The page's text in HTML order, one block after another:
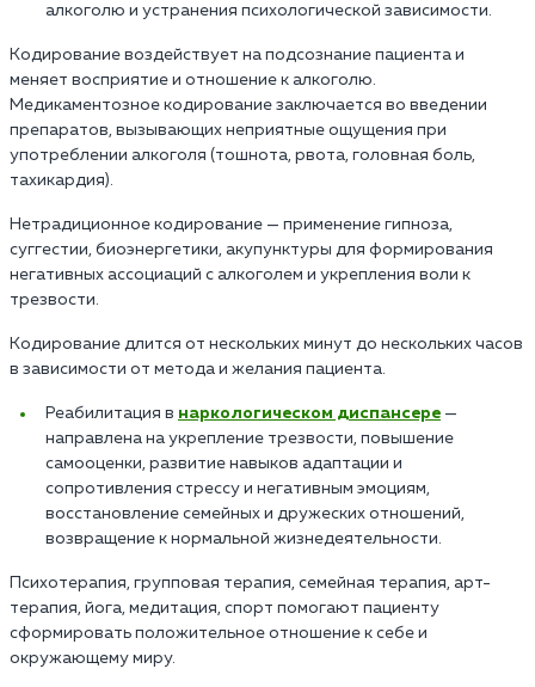
алкоголю и устранения психологической зависимости.
Кодирование воздействует на подсознание пациента и
меняет восприятие и отношение к алкоголю.
Медикаментозное кодирование заключается во введении
препаратов, вызывающих неприятные ощущения при
употреблении алкоголя (тошнота, рвота, головная боль,
тахикардия).
Нетрадиционное кодирование — применение гипноза,
суггестии, биоэнергетики, акупунктуры для формирования
негативных ассоциаций с алкоголем и укрепления воли к
трезвости.
Кодирование длится от нескольких минут до нескольких часов
в зависимости от метода и желания пациента.
Реабилитация в наркологическом диспансере —
направлена на укрепление трезвости, повышение
самооценки, развитие навыков адаптации и
сопротивления стрессу и негативным эмоциям,
восстановление семейных и дружеских отношений,
возвращение к нормальной жизнедеятельности.
Психотерапия, групповая терапия, семейная терапия, арт-
терапия, йога, медитация, спорт помогают пациенту
сформировать положительное отношение к себе и
окружающему миру.